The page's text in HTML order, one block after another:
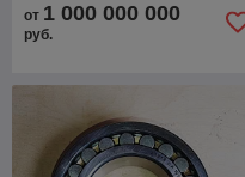
от 1 000 000 000
руб.